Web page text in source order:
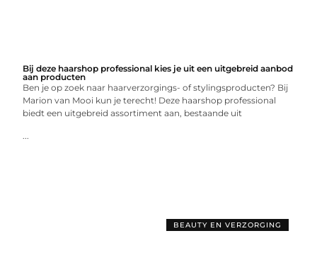
Bij deze haarshop professional kies je uit een uitgebreid aanbod
aan producten
Ben je op zoek naar haarverzorgings- of stylingsproducten? Bij
Marion van Mooi kun je terecht! Deze haarshop professional
biedt een uitgebreid assortiment aan, bestaande uit
...
BEAUTY EN VERZORGING